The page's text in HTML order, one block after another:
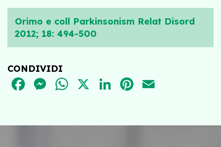
Orimo e coll Parkinsonism Relat Disord
2012; 18: 494-500
CONDIVIDI
FACEBOOKMESSENGER
WHATSAPPLINKEDINPINTEREST